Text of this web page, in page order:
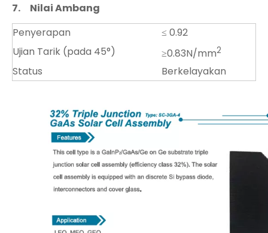
7.
Nilai Ambang
Penyerapan
≤ 0.92
Ujian Tarik (pada 45°)
≥0.83N/mm2
Status Berkelayakan